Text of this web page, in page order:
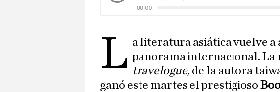
L a literatura asiática vuelve a
panorama internacional. La
travelogue, de la autora
ganó este martes el prestigioso